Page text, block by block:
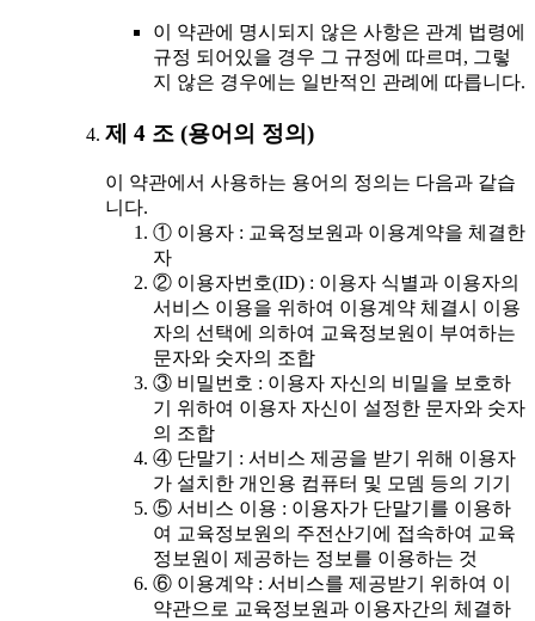
이 약관에 명시되지 않은 사항은 관계 법령에
규정 되어있을 경우 그 규정에 따르며, 그렇
지 않은 경우에는 일반적인 관례에 따릅니다.
제 4 조 (용어의 정의)
이 약관에서 사용하는 용어의 정의는 다음과 같습
니다.
① 이용자 : 교육정보원과 이용계약을 체결한
자
② 이용자번호(ID) : 이용자 식별과 이용자의
서비스 이용을 위하여 이용계약 체결시 이용
자의 선택에 의하여 교육정보원이 부여하는
문자와 숫자의 조합
③ 비밀번호 : 이용자 자신의 비밀을 보호하
기 위하여 이용자 자신이 설정한 문자와 숫자
의 조합
④ 단말기 : 서비스 제공을 받기 위해 이용자
가 설치한 개인용 컴퓨터 및 모뎀 등의 기기
⑤ 서비스 이용 : 이용자가 단말기를 이용하
여 교육정보원의 주전산기에 접속하여 교육
정보원이 제공하는 정보를 이용하는 것
⑥ 이용계약 : 서비스를 제공받기 위하여 이
약관으로 교육정보원과 이용자간의 체결하